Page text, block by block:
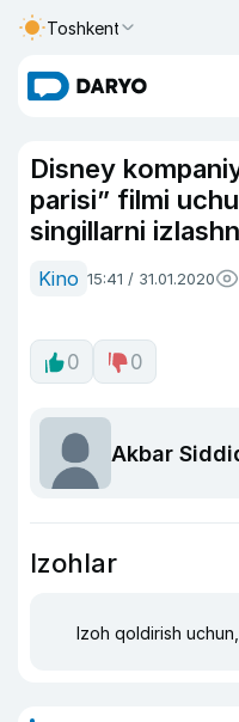
Toshkent
Disney
parisi” filmi
singillarni
Kino 15:41 / 31.01.2020
0 0
Akbar
Izohlar
Izoh qoldirish